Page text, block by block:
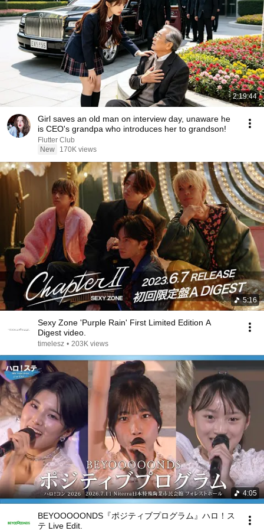
2:19:44
Girl saves an old man on interview day, unaware he
is CEO's grandpa who introduces her to grandson!
Flutter Club
New
170K views
5:16
Sexy Zone 'Purple Rain' First Limited Edition A
Digest video.
timelesz • 203K views
4:05
BEYOOOOONDS『ポジティブプログラム』ハロ！ス
テ Live Edit.